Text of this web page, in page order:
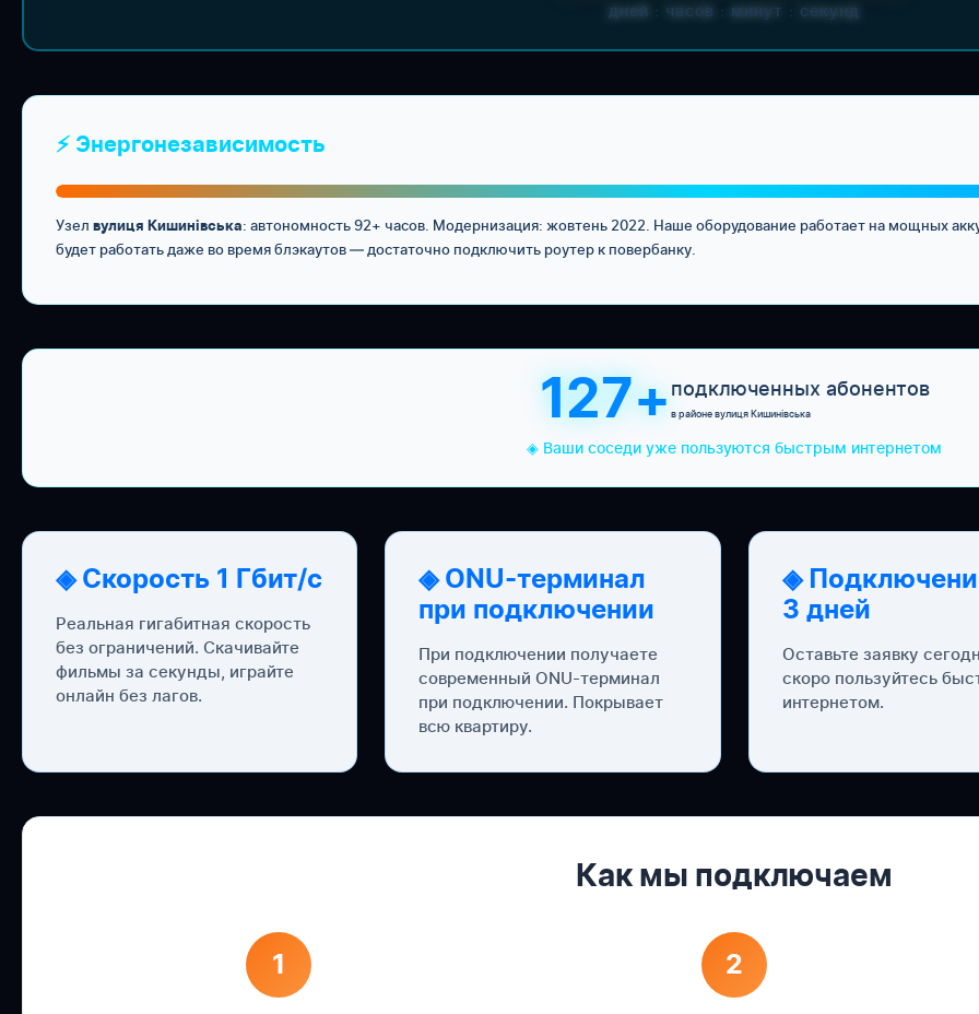
дней : часов : минут : секунд
⚡ Энергонезависимость
Узел вулиця Кишинівська: автономность 92+ часов. Модернизация: жовтень 2022. Наше оборудование работает на мощных
будет работать даже во время блэкаутов — достаточно подключить роутер к повербанку.
127+ подключенных абонентов
в районе вулиця Кишинівська
◈ Ваши соседи уже пользуются быстрым интернетом
◈ Скорость 1 Гбит/с
Реальная гигабитная скорость
без ограничений. Скачивайте
фильмы за секунды, играйте
онлайн без лагов.
◈ ONU-терминал
при подключении
При подключении получаете
современный ONU-терминал
при подключении. Покрывает
всю квартиру.
◈
3 дней
Оставьте заявку
скоро пользуйтесь
интернетом.
Как мы подключаем
1 2